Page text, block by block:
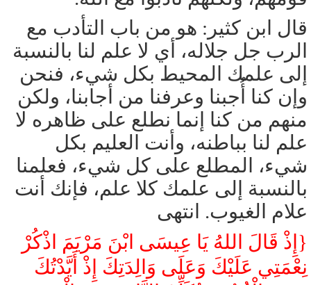
قال ابن كثير: هو من باب التأدب مع
الرب جل جلاله، أي لا علم لنا بالنسبة
إلى علمك المحيط بكل شيء، فنحن
وإن كنا أُجبنا وعرفنا من أجابنا، ولكن
منهم من كنا إنما نطلع على ظاهره لا
علم لنا بباطنه، وأنت العليم بكل
شيء، المطلع على كل شيء، فعلمنا
بالنسبة إلى علمك كلا علم، فإنك أنت
علام الغيوب. انتهى
{إِذْ قَالَ اللهُ يَا عِيسَى ابْنَ مَرْيَمَ اذْكُرْ
نِعْمَتِي عَلَيْكَ وَعَلَى وَالِدَتِكَ إِذْ أَيَّدْتُكَ